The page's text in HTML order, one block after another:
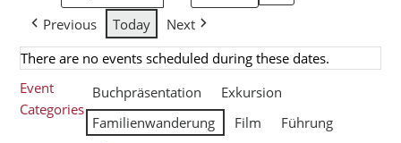
Previous
Today
Next
There are no events scheduled during these dates.
Event
Categories
Buchpräsentation
Exkursion
Familienwanderung
Film
Führung